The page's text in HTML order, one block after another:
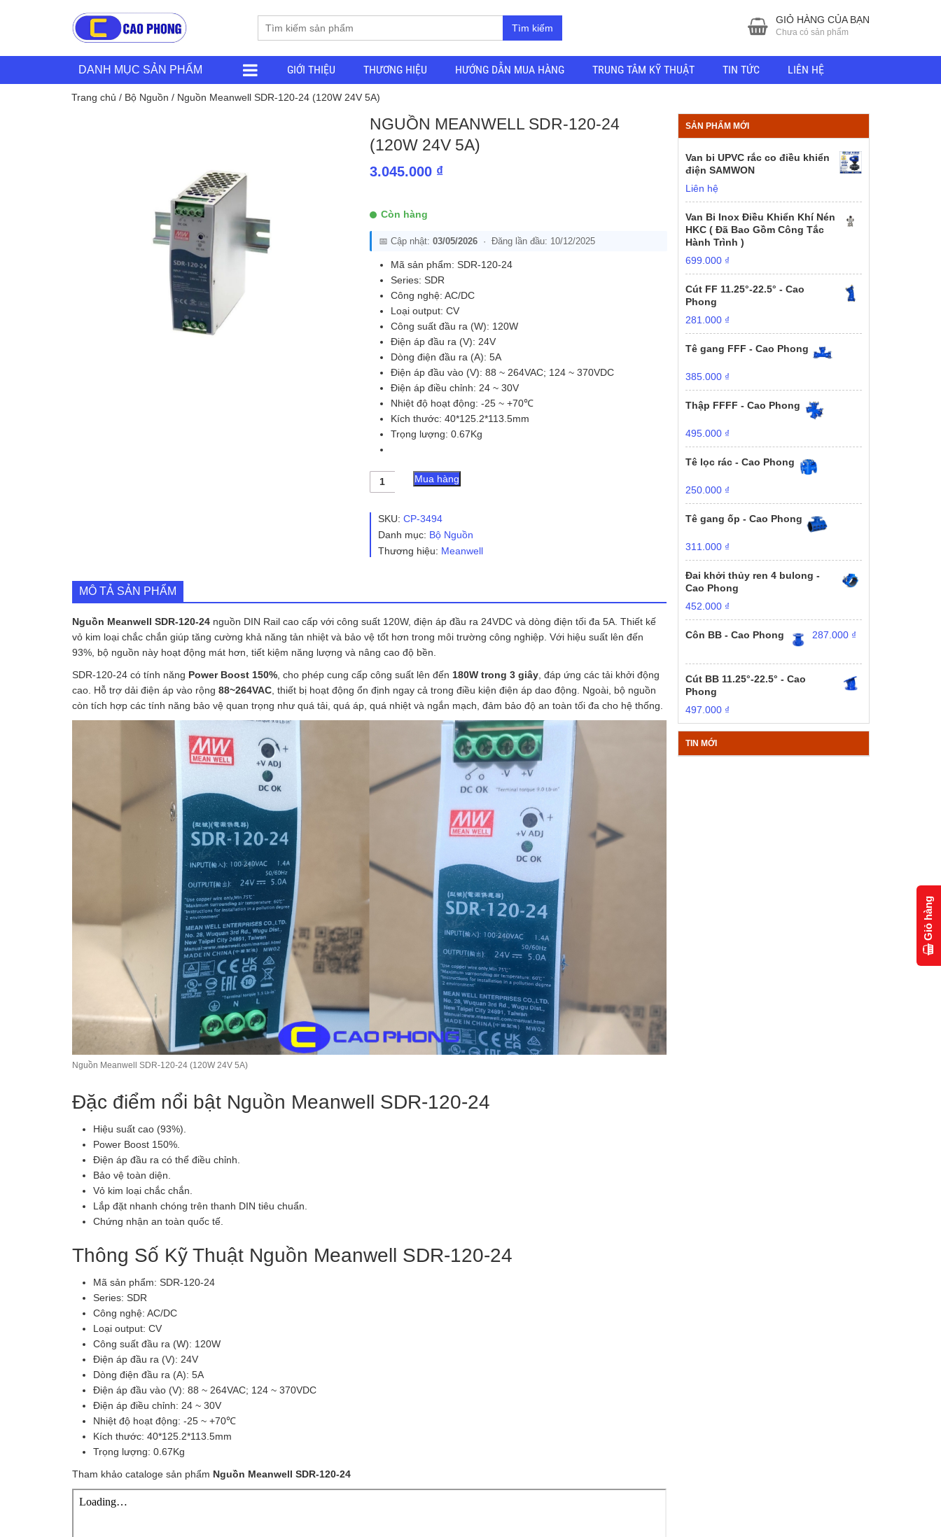
Tìm kiếm
GIỎ HÀNG CỦA BẠN
Chưa có sản phẩm
DANH MỤC SẢN PHẨM GIỚI THIỆU THƯƠNG HIỆU HƯỚNG DẪN MUA HÀNG TRUNG TÂM KỸ THUẬT TIN TỨC LIÊN HỆ
Trang chủ / Bộ Nguồn / Nguồn Meanwell SDR-120-24 (120W 24V 5A)
NGUỒN MEANWELL SDR-120-24
(120W 24V 5A)
3.045.000 ₫
Còn hàng
📅 Cập nhật: 03/05/2026· Đăng lần đầu: 10/12/2025
Mã sản phẩm: SDR-120-24
Series: SDR
Công nghệ: AC/DC
Loại output: CV
Công suất đầu ra (W): 120W
Điện áp đầu ra (V): 24V
Dòng điện đầu ra (A): 5A
Điện áp đầu vào (V): 88 ~ 264VAC; 124 ~ 370VDC
Điện áp điều chỉnh: 24 ~ 30V
Nhiệt độ hoạt động: -25 ~ +70℃
Kích thước: 40*125.2*113.5mm
Trọng lượng: 0.67Kg
Nguồn
Meanwell
120-
(120W
24V
Mua hàng
SKU: CP-3494
Danh mục: Bộ Nguồn
Thương hiệu: Meanwell
MÔ TẢ SẢN PHẨM
Nguồn Meanwell SDR-120-24 nguồn DIN Rail cao cấp với công suất 120W, điện áp đầu ra 24VDC và dòng điện tối đa 5A. Thiết kế
vỏ kim loại chắc chắn giúp tăng cường khả năng tản nhiệt và bảo vệ tốt hơn trong môi trường công nghiệp. Với hiệu suất lên đến
93%, bộ nguồn này hoạt động mát hơn, tiết kiệm năng lượng và nâng cao độ bền.
SDR-120-24 có tính năng Power Boost 150% , cho phép cung cấp công suất lên đến 180W trong 3 giây , đáp ứng các tải khởi động
cao. Hỗ trợ dải điện áp vào rộng 88~264VAC , thiết bị hoạt động ổn định ngay cả trong điều kiện điện áp dao động. Ngoài, bộ nguồn
còn tích hợp các tính năng bảo vệ quan trọng như quá tải, quá áp, quá nhiệt và ngắn mạch, đảm bảo độ an toàn tối đa cho hệ thống.
Nguồn Meanwell SDR-120-24 (120W 24V 5A)
Đặc điểm nổi bật Nguồn Meanwell SDR-120-24
Hiệu suất cao (93%).
Power Boost 150%.
Điện áp đầu ra có thể điều chỉnh.
Bảo vệ toàn diện.
Vỏ kim loại chắc chắn.
Lắp đặt nhanh chóng trên thanh DIN tiêu chuẩn.
Chứng nhận an toàn quốc tế.
Thông Số Kỹ Thuật Nguồn Meanwell SDR-120-24
Mã sản phẩm: SDR-120-24
Series: SDR
Công nghệ: AC/DC
Loại output: CV
Công suất đầu ra (W): 120W
Điện áp đầu ra (V): 24V
Dòng điện đầu ra (A): 5A
Điện áp đầu vào (V): 88 ~ 264VAC; 124 ~ 370VDC
Điện áp điều chỉnh: 24 ~ 30V
Nhiệt độ hoạt động: -25 ~ +70℃
Kích thước: 40*125.2*113.5mm
Trọng lượng: 0.67Kg
Tham khảo cataloge sản phẩm Nguồn Meanwell SDR-120-24
SẢN PHẨM MỚI
Van bi UPVC rắc co điều khiển
điện SAMWON
Liên hệ
Van Bi Inox Điều Khiển Khí Nén
HKC ( Đã Bao Gồm Công Tắc
Hành Trình )
699.000 ₫
Cút FF 11.25°-22.5° - Cao
Phong
281.000 ₫
Tê gang FFF - Cao Phong
385.000 ₫
Thập FFFF - Cao Phong
495.000 ₫
Tê lọc rác - Cao Phong
250.000 ₫
Tê gang ốp - Cao Phong
311.000 ₫
Đai khởi thủy ren 4 bulong -
Cao Phong
452.000 ₫
Côn BB - Cao Phong 287.000 ₫
Cút BB 11.25°-22.5° - Cao
Phong
497.000 ₫
TIN MỚI
Giỏ hàng